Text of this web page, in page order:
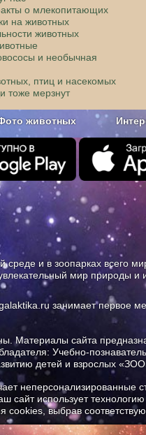
о млекопитающих
на животных
животных
и необычная
птиц и насекомых
тоже мерзнут
животных
Бесплатно и без рекламы
и в зоопарках всего
мир природы
занимает первое
сайта
Учебно-
детей и взрослых
неперсонализированные
сайт использует
cookies, выбрав